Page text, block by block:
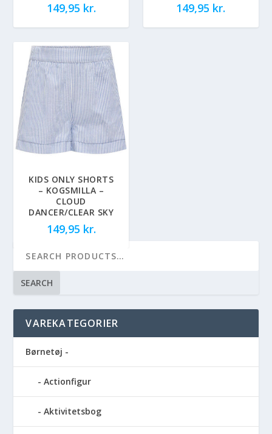
149,95 kr. 149,95 kr.
KIDS ONLY SHORTS
– KOGSMILLA –
CLOUD
DANCER/CLEAR SKY
149,95 kr.
SEARCH
VAREKATEGORIER
Børnetøj -
Actionfigur
Aktivitetsbog